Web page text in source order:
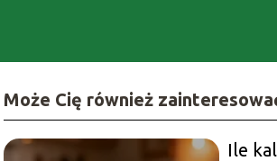
Może Cię również
Ile